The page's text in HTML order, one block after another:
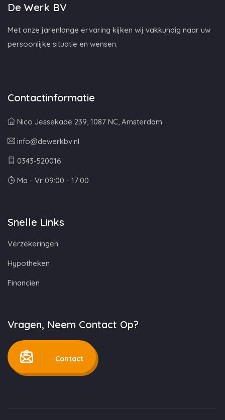
De Werk BV
Met onze jarenlange ervaring kijken wij vakkundig naar uw
persoonlijke situatie en wensen.
Contactinformatie
Nico Jessekade 239, 1087 NC, Amsterdam
info@dewerkbv.nl
0343-520016
Ma - Vr 09:00 - 17:00
Snelle Links
Verzekeringen
Hypotheken
Financiën
Vragen, Neem Contact Op?
Contact